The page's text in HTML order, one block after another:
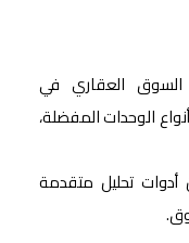
السوق العقاري في
الوحدات المفضلة،
أدوات تحليل متقدمة